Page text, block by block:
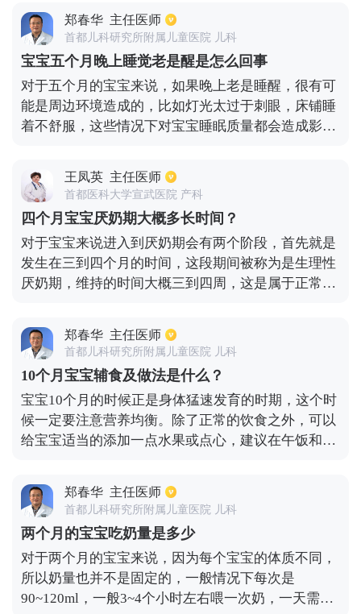
个孩子的发育都是存在着比较大的差异的，身高体重
是反映宝宝发育状况的最基础的指标，随着生活水平
越来越高，宝宝的身高体重的标准数值也在不断的提
高中。
郑春华 主任医师
首都儿科研究所附属儿童医院 儿科
宝宝五个月晚上睡觉老是醒是怎么回事
对于五个月的宝宝来说，如果晚上老是睡醒，很有可
能是周边环境造成的，比如灯光太过于刺眼，床铺睡
着不舒服，这些情况下对宝宝睡眠质量都会造成影
用热敷或者按摩的方式，可以起到一定的缓解。如果
平常宝宝消化不是很好，可以适当吃点益生菌进行调
理。另外还有可能是宝宝身体内缺乏维生素D引起
的，最终导致宝宝睡觉不舒服，多汗以及秃枕等情
况，应该及时给宝宝补充维生素D。
王凤英 主任医师
首都医科大学宣武医院 产科
四个月宝宝厌奶期大概多长时间？
对于宝宝来说进入到厌奶期会有两个阶段，首先就是
发生在三到四个月的时间，这段期间被称为是生理性
厌奶期，维持的时间大概三到四周，这是属于正常的
没有太高的需求量，不过也无需太担心，对宝宝发育
或者体重方面都不会带来太大的影响。期间只要宝宝
的精神状态好，睡眠质量没有什么问题，同时也没有
出现烦躁或者哭闹等情况，家长就不要额外去处理。
其次是发生在六到八个月左右，此时被称为是心理性
厌奶期。
郑春华 主任医师
首都儿科研究所附属儿童医院 儿科
10个月宝宝辅食及做法是什么？
宝宝10个月的时候正是身体猛速发育的时期，这个时
候一定要注意营养均衡。除了正常的饮食之外，可以
给宝宝适当的添加一点水果或点心，建议在午饭和晚
白质以及矿物质，这样才能保证宝宝的营养均衡。10
个月的宝宝基本都会开始长牙齿了，这个时候建议家
长给宝宝吃一些软的食物，比如面条，可以锻炼宝宝
的咀嚼能力。另外也可以给宝宝吃一点瘦肉粥，除此
之外，水果、蔬菜、蛋、鱼、豆腐之类的食物都可以
正常添加。
郑春华 主任医师
首都儿科研究所附属儿童医院 儿科
两个月的宝宝吃奶量是多少
对于两个月的宝宝来说，因为每个宝宝的体质不同，
所以奶量也并不是固定的，一般情况下每次是
90~120ml，一般3~4个小时左右喂一次奶，一天需要